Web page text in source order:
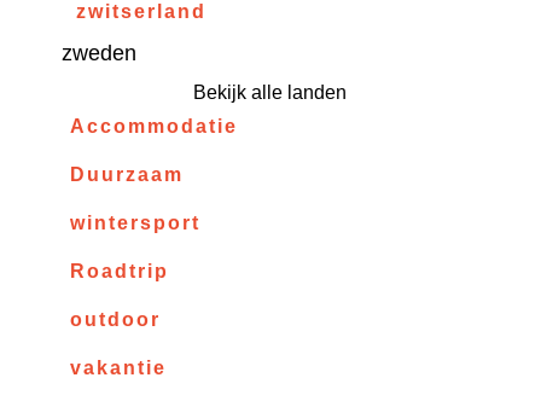
zwitserland
zweden
Bekijk alle landen
Accommodatie
Duurzaam
wintersport
Roadtrip
outdoor
vakantie